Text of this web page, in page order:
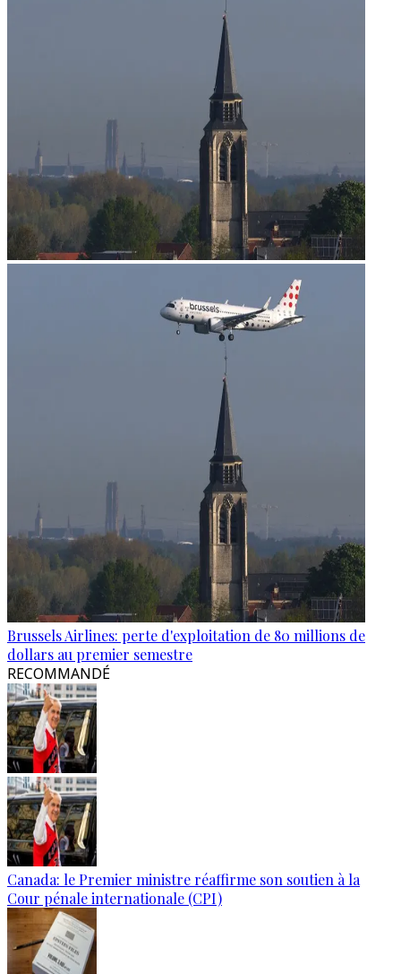
Brussels Airlines: perte d'exploitation de 80 millions de
dollars au premier semestre
RECOMMANDÉ
Canada: le Premier ministre réaffirme son soutien à la
Cour pénale internationale (CPI)